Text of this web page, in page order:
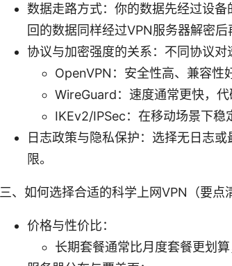
数据走路方式：你的数据先经过设
回的数据同样经过VPN服务器解密后
协议与加密强度的关系：不同协议对
OpenVPN：安全性高、兼容性
WireGuard：速度通常更快，
IKEv2/IPSec：在移动场景下稳
日志政策与隐私保护：选择无日志
限。
三、如何选择合适的科学上网VPN（要点
价格与性价比：
长期套餐通常比月度套餐更划